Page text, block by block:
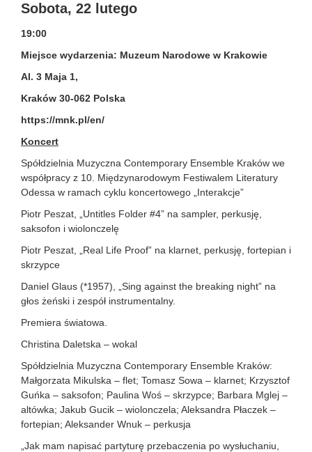
Sobota, 22 lutego
19:00
Miejsce wydarzenia: Muzeum Narodowe w Krakowie
Al. 3 Maja 1,
Kraków 30-062 Polska
https://mnk.pl/en/
Koncert
Spółdzielnia Muzyczna Contemporary Ensemble Kraków we
współpracy z 10. Międzynarodowym Festiwalem Literatury
Odessa w ramach cyklu koncertowego „Interakcje”
Piotr Peszat, „Untitles Folder #4” na sampler, perkusję,
saksofon i wiolonczelę
Piotr Peszat, „Real Life Proof” na klarnet, perkusję, fortepian i
skrzypce
Daniel Glaus (*1957), „Sing against the breaking night” na
głos żeński i zespół instrumentalny.
Premiera światowa.
Christina Daletska – wokal
Spółdzielnia Muzyczna Contemporary Ensemble Kraków:
Małgorzata Mikulska – flet; Tomasz Sowa – klarnet; Krzysztof
Guńka – saksofon; Paulina Woś – skrzypce; Barbara Mglej –
altówka; Jakub Gucik – wiolonczela; Aleksandra Płaczek –
fortepian; Aleksander Wnuk – perkusja
„Jak mam napisać partyturę przebaczenia po wysłuchaniu,